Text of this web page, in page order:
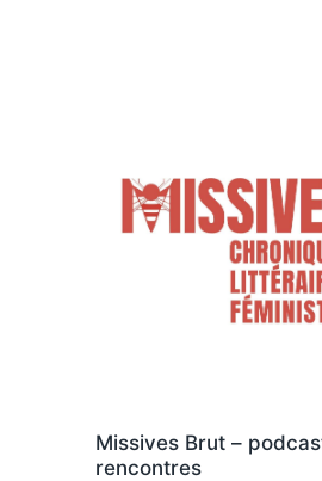
large
Missives Brut –
rencontres